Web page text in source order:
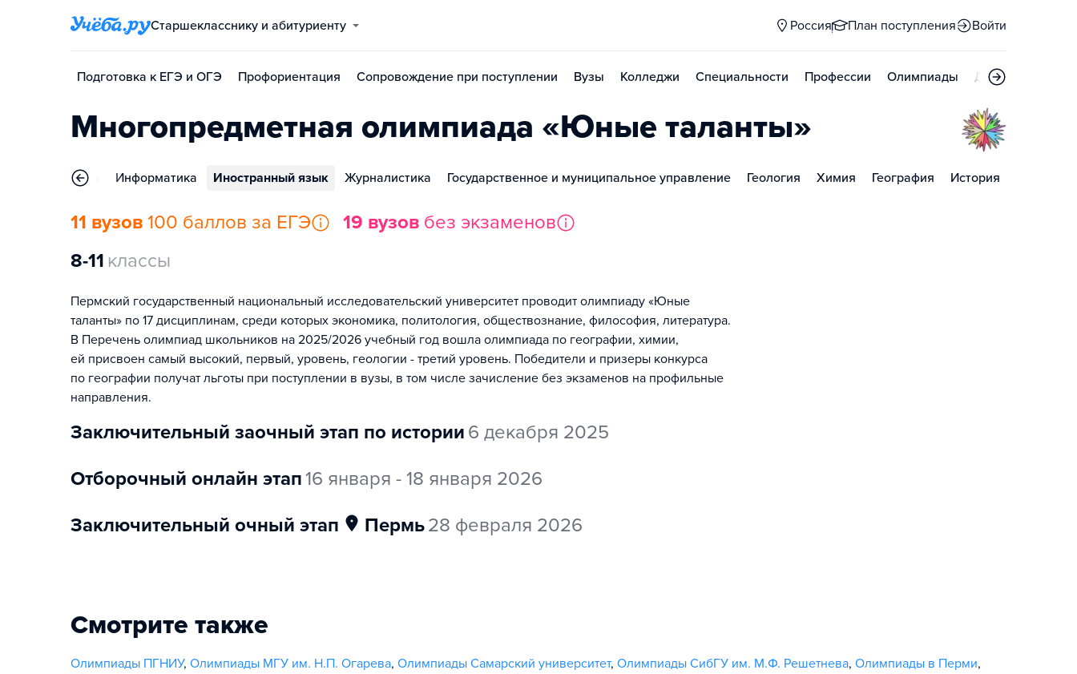
Старшекласснику и абитуриенту Россия План поступления Войти
Подготовка к ЕГЭ и ОГЭ Профориентация Сопровождение при поступлении Вузы Колледжи Специальности Профессии Олимпиады Дни открытых
Многопредметная олимпиада «Юные таланты»
Математика Информатика Иностранный язык Журналистика Государственное и муниципальное управление Геология Химия География История
11 вузов 100 баллов за ЕГЭ 19 вузов без экзаменов
8-11 классы
Пермский государственный национальный исследовательский университет проводит олимпиаду «Юные
таланты» по 17 дисциплинам, среди которых экономика, политология, обществознание, философия, литература.
В Перечень олимпиад школьников на 2025/2026 учебный год вошла олимпиада по географии, химии,
ей присвоен самый высокий, первый, уровень, геологии - третий уровень. Победители и призеры конкурса
по географии получат льготы при поступлении в вузы, в том числе зачисление без экзаменов на профильные
направления.
заключительный заочный этап по истории 6 декабря 2025
отборочный онлайн этап 16 января - 18 января 2026
заключительный очный этап
Пермь 28 февраля 2026
Смотрите также
Олимпиады ПГНИУ, Олимпиады МГУ им. Н.П. Огарева, Олимпиады Самарский университет, Олимпиады СибГУ им. М.Ф. Решетнева, Олимпиады в Перми,